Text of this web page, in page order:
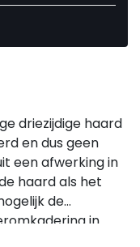
driezijdige haard
en dus geen
een afwerking in
haard als het
de
in
het lage